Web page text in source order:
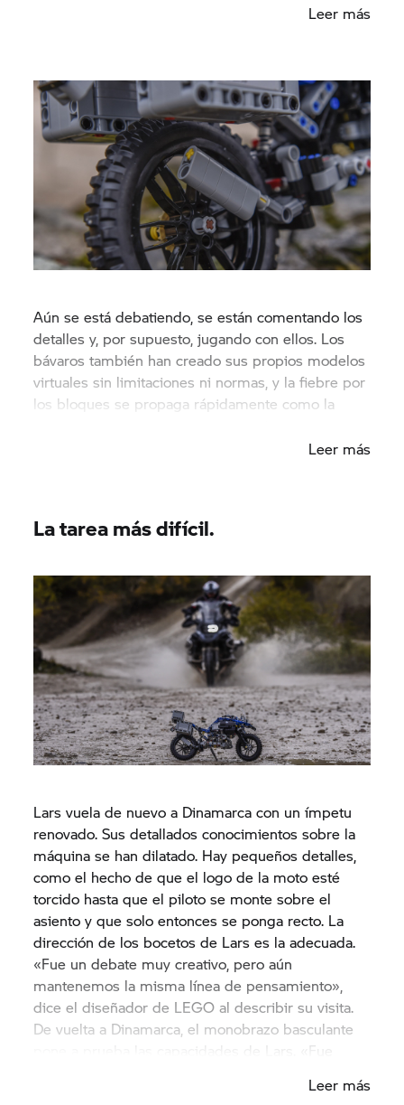
Leer más
Aún se está debatiendo, se están comentando los
detalles y, por supuesto, jugando con ellos. Los
bávaros también han creado sus propios modelos
virtuales sin limitaciones ni normas, y la fiebre por
los bloques se propaga rápidamente como la
Leer más
La tarea más difícil.
Lars vuela de nuevo a Dinamarca con un ímpetu
renovado. Sus detallados conocimientos sobre la
máquina se han dilatado. Hay pequeños detalles,
como el hecho de que el logo de la moto esté
torcido hasta que el piloto se monte sobre el
asiento y que solo entonces se ponga recto. La
dirección de los bocetos de Lars es la adecuada.
«Fue un debate muy creativo, pero aún
mantenemos la misma línea de pensamiento»,
dice el diseñador de LEGO al describir su visita.
De vuelta a Dinamarca, el monobrazo basculante
pone a prueba las capacidades de Lars. «Fue
embargo, el danés ha conseguido crear las piezas
Leer más